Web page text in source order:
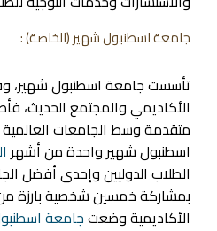
جامعة اسطنبول شهير(الخاصة) :
تأسست جامعة اسطنبول شهير،
الأكاديمي والمجتمع الحديث،
متقدمة وسط الجامعات العالمية
اسطنبول شهير واحدة من أشهر
الطلاب الدوليين وإحدى أفضل
بمشاركة خمسين شخصية بارزة
الأكاديمية وضعتجامعة